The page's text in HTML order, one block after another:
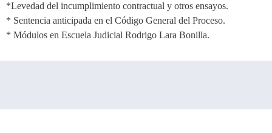
*Levedad del incumplimiento contractual y otros ensayos.
* Sentencia anticipada en el Código General del Proceso.
* Módulos en Escuela Judicial Rodrigo Lara Bonilla.